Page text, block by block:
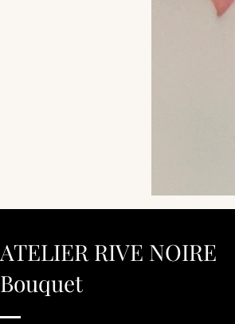
ATELIER RIVE NOIRE
Bouquet